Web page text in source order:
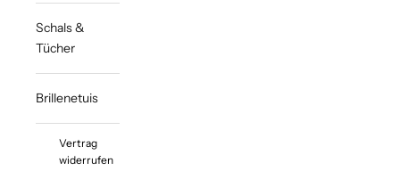
Schals &
Tücher
Brillenetuis
Vertrag
widerrufen